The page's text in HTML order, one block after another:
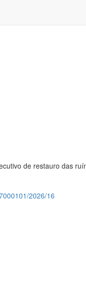
de restauro das
2026/16